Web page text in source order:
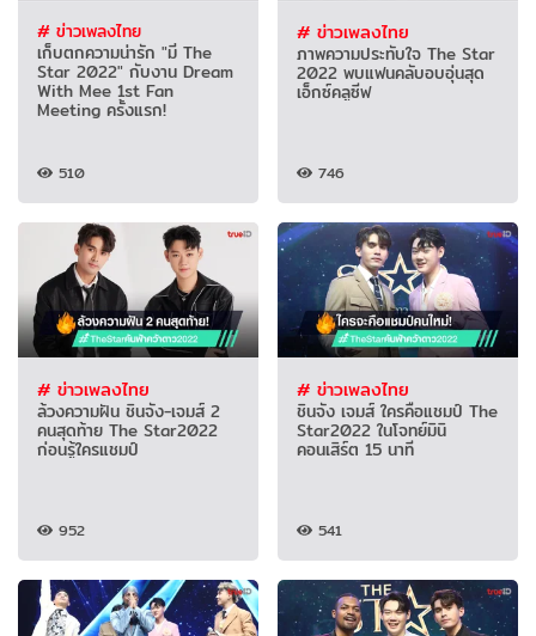
# ข่าวเพลงไทย
เก็บตกความน่ารัก "มี่ The
Star 2022" กับงาน Dream
With Mee 1st Fan
Meeting ครั้งแรก!
510
# ข่าวเพลงไทย
ภาพความประทับใจ The Star
2022 พบแฟนคลับอบอุ่นสุด
เอ็กซ์คลูซีฟ
746
# ข่าวเพลงไทย
ล้วงความฝัน ชินจัง-เจมส์ 2
คนสุดท้าย The Star2022
ก่อนรู้ใครแชมป์
952
# ข่าวเพลงไทย
ชินจัง เจมส์ ใครคือแชมป์ The
Star2022 ในโจทย์มินิ
คอนเสิร์ต 15 นาที
541